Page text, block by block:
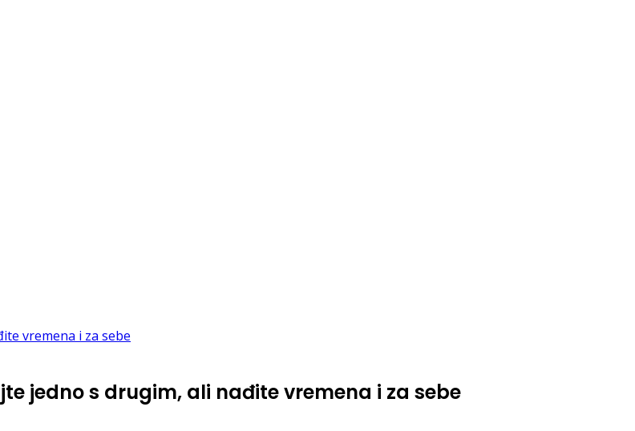
jedno s drugim, ali nađite vremena i za sebe